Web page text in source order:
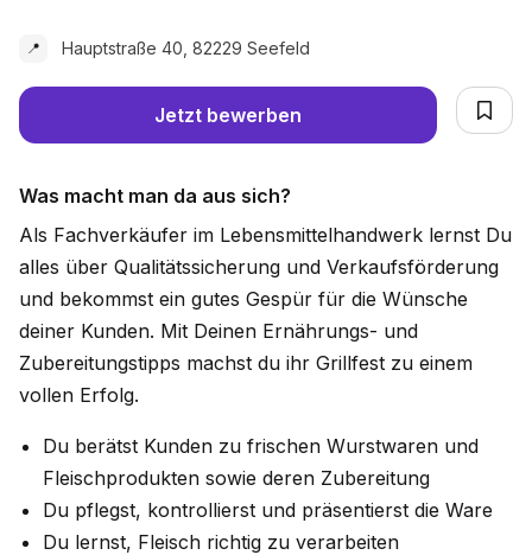
📍 Hauptstraße 40, 82229 Seefeld
Jetzt bewerben
Was macht man da aus sich?
Als Fachverkäufer im Lebensmittelhandwerk lernst Du
alles über Qualitätssicherung und Verkaufsförderung
und bekommst ein gutes Gespür für die Wünsche
deiner Kunden. Mit Deinen Ernährungs- und
Zubereitungstipps machst du ihr Grillfest zu einem
vollen Erfolg.
Du berätst Kunden zu frischen Wurstwaren und
Fleischprodukten sowie deren Zubereitung
Du pflegst, kontrollierst und präsentierst die Ware
Du lernst, Fleisch richtig zu verarbeiten